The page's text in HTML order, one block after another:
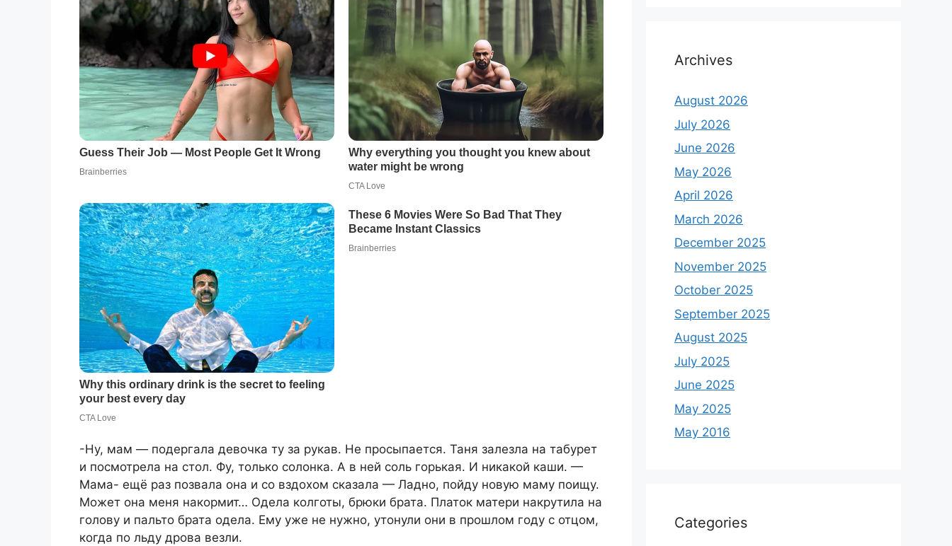
-Ну, мам — подергала девочка ту за рукав. Не просыпается. Таня залезла на табурет
и посмотрела на стол. Фу, только солонка. А в ней соль горькая. И никакой каши. —
Мама- ещё раз позвала она и со вздохом сказала — Ладно, пойду новую маму поищу.
Может она меня накормит… Одела колготы, брюки брата. Платок матери накрутила на
голову и пальто брата одела. Ему уже не нужно, утонули они в прошлом году с отцом,
когда по льду дрова везли.
Archives
August 2026
July 2026
June 2026
May 2026
April 2026
March 2026
December 2025
November 2025
October 2025
September 2025
August 2025
July 2025
June 2025
May 2025
May 2016
Categories